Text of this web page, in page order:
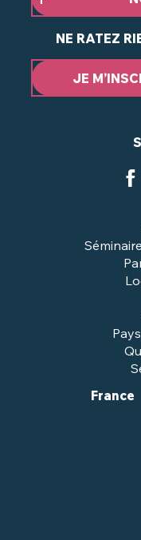
NE RATEZ
JE
France